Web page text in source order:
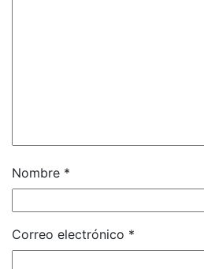
Nombre *
Correo electrónico *